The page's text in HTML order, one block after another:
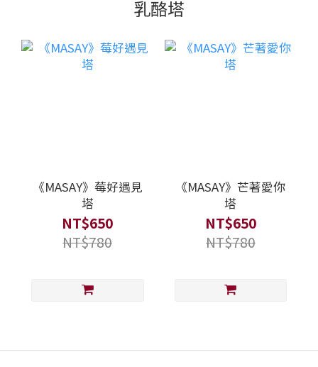
乳酪塔
《MASAY》莓好遇見
塔
NT$650
NT$780
《MASAY》芒著愛你
塔
NT$650
NT$780